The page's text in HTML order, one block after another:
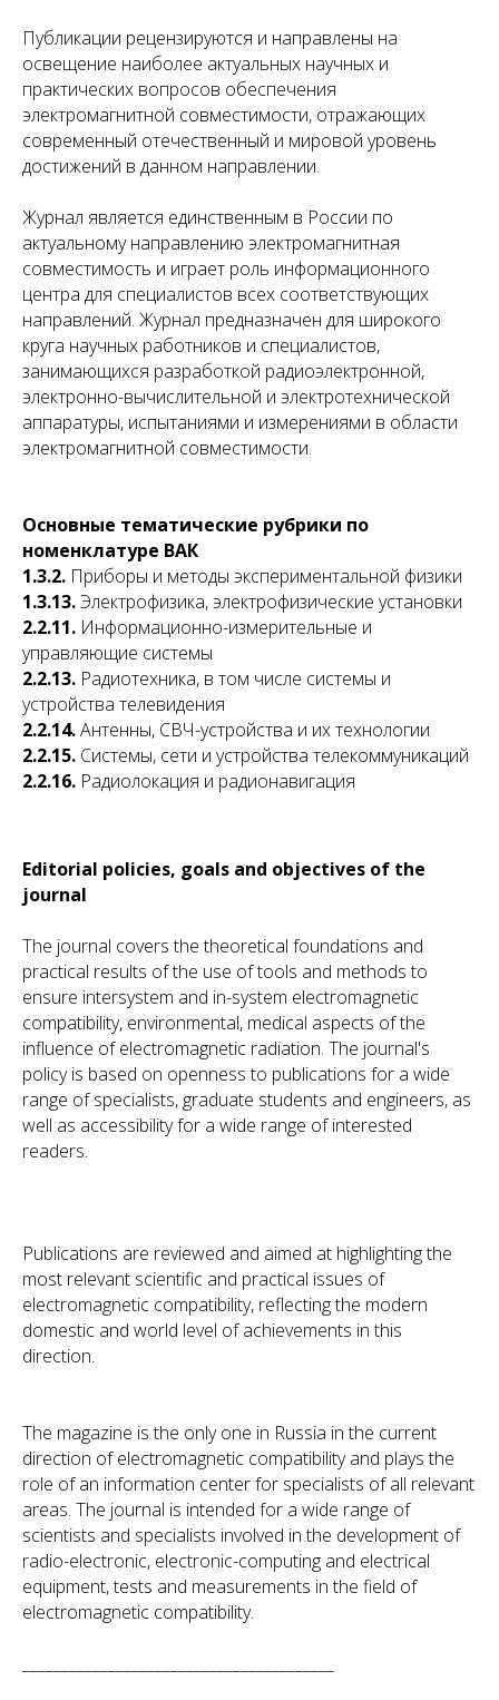
Публикации рецензируются и направлены на
освещение наиболее актуальных научных и
практических вопросов обеспечения
электромагнитной совместимости, отражающих
современный отечественный и мировой уровень
достижений в данном направлении.
Журнал является единственным в России по
актуальному направлению электромагнитная
совместимость и играет роль информационного
центра для специалистов всех соответствующих
направлений. Журнал предназначен для широкого
круга научных работников и специалистов,
занимающихся разработкой радиоэлектронной,
электронно-вычислительной и электротехнической
аппаратуры, испытаниями и измерениями в области
электромагнитной совместимости.
Основные тематические рубрики по
номенклатуре ВАК
1.3.2. Приборы и методы экспериментальной физики
1.3.13.Электрофизика, электрофизические установки
2.2.11. Информационно-измерительные и
управляющие системы
2.2.13. Радиотехника, в том числе системы и
устройства телевидения
2.2.14.Антенны, СВЧ-устройства и их технологии
2.2.15. Системы, сети и устройства телекоммуникаций
2.2.16. Радиолокация и радионавигация
Editorial policies, goals and objectives of the
journal
The journal covers the theoretical foundations and
practical results of the use of tools and methods to
ensure intersystem and in-system electromagnetic
compatibility, environmental, medical aspects of the
influence of electromagnetic radiation. The journal's
policy is based on openness to publications for a wide
range of specialists, graduate students and engineers, as
well as accessibility for a wide range of interested
readers.
Publications are reviewed and aimed at highlighting the
most relevant scientific and practical issues of
electromagnetic compatibility, reflecting the modern
domestic and world level of achievements in this
direction.
The magazine is the only one in Russia in the current
direction of electromagnetic compatibility and plays the
role of an information center for specialists of all relevant
areas. The journal is intended for a wide range of
scientists and specialists involved in the development of
radio-electronic, electronic-computing and electrical
equipment, tests and measurements in the field of
electromagnetic compatibility.